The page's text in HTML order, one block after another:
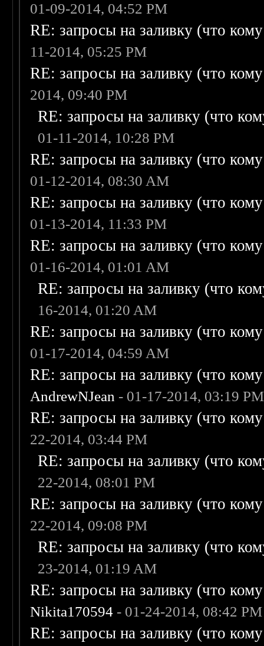
01-09-2014, 04:52 PM
RE: запросы на заливку (что
11-2014, 05:25 PM
RE: запросы на заливку (что
2014, 09:40 PM
RE: запросы на заливку (что
01-11-2014, 10:28 PM
RE: запросы на заливку (что
01-12-2014, 08:30 AM
RE: запросы на заливку (что
01-13-2014, 11:33 PM
RE: запросы на заливку (что
01-16-2014, 01:01 AM
RE: запросы на заливку (что
16-2014, 01:20 AM
RE: запросы на заливку (что
01-17-2014, 04:59 AM
RE: запросы на заливку (что
AndrewNJean - 01-17-2014, 03:19 PM
RE: запросы на заливку (что
22-2014, 03:44 PM
RE: запросы на заливку (что
22-2014, 08:01 PM
RE: запросы на заливку (что
22-2014, 09:08 PM
RE: запросы на заливку (что
23-2014, 01:19 AM
RE: запросы на заливку (что
Nikita170594 - 01-24-2014, 08:42 PM
RE: запросы на заливку (что